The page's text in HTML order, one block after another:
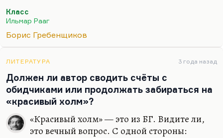
травят, а те, кто наблюдают, запасшись
попкорном, те, кто, по выражению
Гребенщикова, «сбегаются смотреть на пожар».
такие есть. В современной России таких тоже
много. Но с радостью замечаю, что в современной
России есть уже и те, кто готов переламывать это
отношение. Особенно те, кому 18–20–25 лет,—
они уже не наблюдатели, не злорадные
свидетели, они уже не…
Класс
Ильмар Рааг
Борис Гребенщиков
ЛИТЕРАТУРА 3 года назад
Должен ли автор сводить счёты с
обидчиками или продолжать забираться на
«красивый холм»?
«Красивый холм» — это из БГ. Видите ли,
это вечный вопрос. С одной стороны: